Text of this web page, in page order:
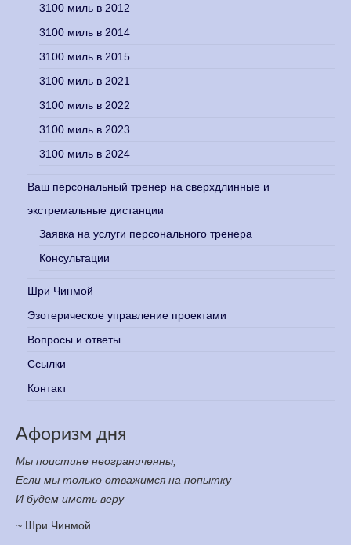
3100 миль в 2012
3100 миль в 2014
3100 миль в 2015
3100 миль в 2021
3100 миль в 2022
3100 миль в 2023
3100 миль в 2024
Ваш персональный тренер на сверхдлинные и
экстремальные дистанции
Заявка на услуги персонального тренера
Консультации
Шри Чинмой
Эзотерическое управление проектами
Вопросы и ответы
Ссылки
Контакт
Афоризм дня
Мы поистине неограниченны,
Если мы только отважимся на попытку
И будем иметь веру
~ Шри Чинмой